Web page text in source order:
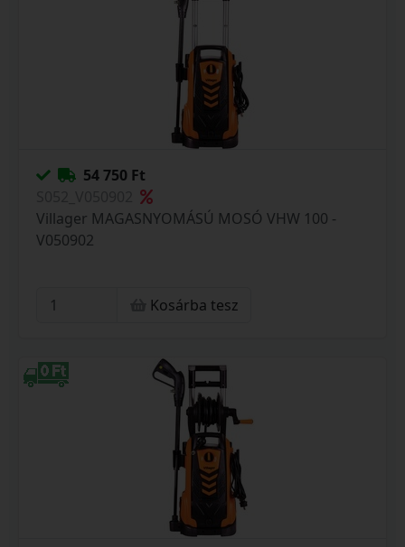
54 750 Ft
Villager MAGASNYOMÁSÚ MOSÓ VHW 100 -
V050902
Kosárba tesz